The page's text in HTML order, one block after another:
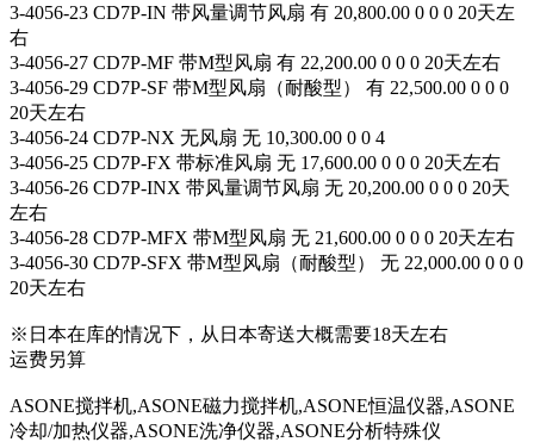
3-4056-23 CD7P-IN 带风量调节风扇 有 20,800.00 0 0 0 20天左
右
3-4056-27 CD7P-MF 带M型风扇 有 22,200.00 0 0 0 20天左右
3-4056-29 CD7P-SF 带M型风扇（耐酸型） 有 22,500.00 0 0 0
20天左右
3-4056-24 CD7P-NX 无风扇 无 10,300.00 0 0 4
3-4056-25 CD7P-FX 带标准风扇 无 17,600.00 0 0 0 20天左右
3-4056-26 CD7P-INX 带风量调节风扇 无 20,200.00 0 0 0 20天
左右
3-4056-28 CD7P-MFX 带M型风扇 无 21,600.00 0 0 0 20天左右
3-4056-30 CD7P-SFX 带M型风扇（耐酸型） 无 22,000.00 0 0 0
20天左右
※日本在库的情况下，从日本寄送大概需要18天左右
运费另算
ASONE搅拌机,ASONE磁力搅拌机,ASONE恒温仪器,ASONE
冷却/加热仪器,ASONE洗净仪器,ASONE分析特殊仪